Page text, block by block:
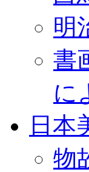
明
書
に
日本
物